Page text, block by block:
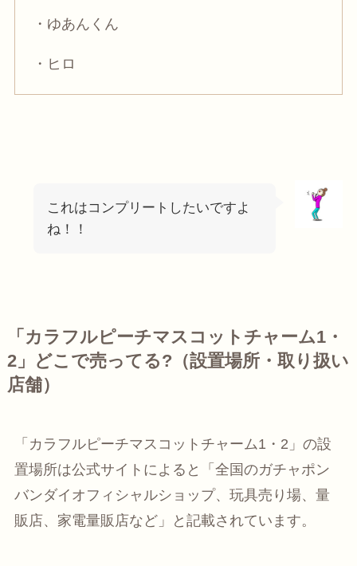
・ゆあんくん
・ヒロ
これはコンプリートしたいですよ
ね！！
「カラフルピーチマスコットチャーム1・
2」どこで売ってる?（設置場所・取り扱い
店舗）
「カラフルピーチマスコットチャーム1・2」の設
置場所は公式サイトによると「全国のガチャポン
バンダイオフィシャルショップ、玩具売り場、量
販店、家電量販店など」と記載されています。